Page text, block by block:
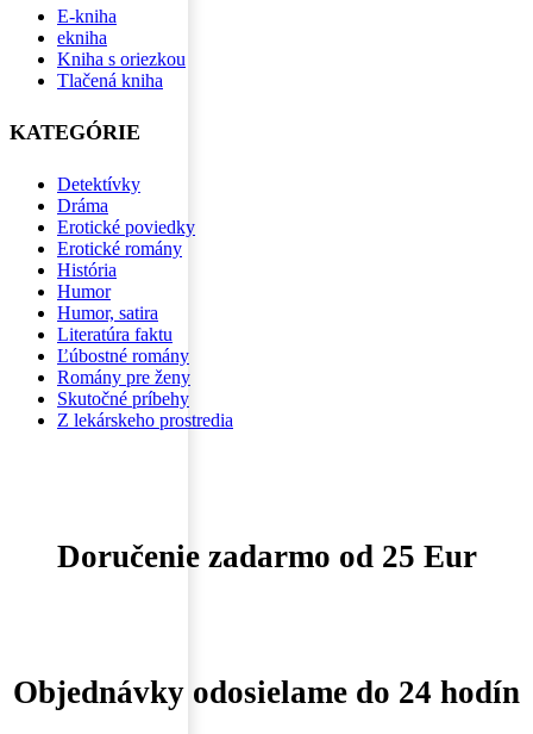
E-kniha
ekniha
Kniha s oriezkou
Tlačená kniha
KATEGÓRIE
Detektívky
Dráma
Erotické poviedky
Erotické romány
História
Humor
Humor, satira
Literatúra faktu
Ľúbostné romány
Romány pre ženy
Skutočné príbehy
Z lekárskeho prostredia
Doručenie zadarmo od 25 Eur
Objednávky odosielame do 24 hodín